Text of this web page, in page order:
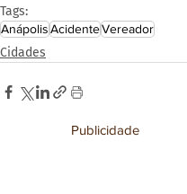
Tags:
AnápolisAcidenteVereador
Cidades
Publicidade